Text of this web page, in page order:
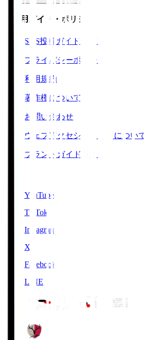
ご利用ガイド・ポリシー
SNS投稿ガイドライン
プライバシーポリシー
利用規約
著作権について
お問い合わせ
ウェブアクセシビリティについて
ブランドガイドライン
YouTube
TikTok
Instagram
X
Facebook
LINE